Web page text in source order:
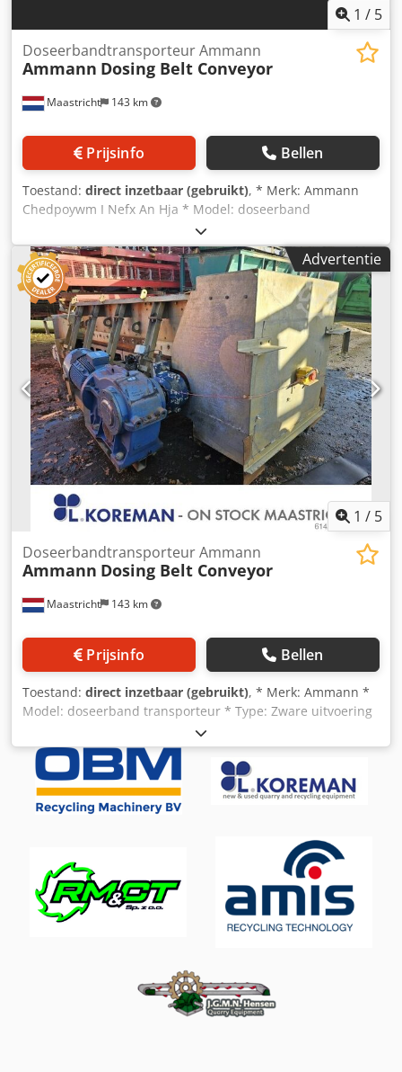
1 / 5
Maastricht 143 km
Doseerbandtransporteur Ammann
Ammann Dosing Belt Conveyor
Prijsinfo Bellen
Toestand: direct inzetbaar (gebruikt), * Merk: Ammann
Chedpoywm I Nefx An Hja * Model: doseerband
transportband * Lengte A-A: 1700 mm * Bandbreedte: 650
mm * Aandrijving: 1,5 kW tandwielkast * Op voorraad: 6
stuks.
Advertentie
1 / 5
Maastricht 143 km
Doseerbandtransporteur Ammann
Ammann Dosing Belt Conveyor
Prijsinfo Bellen
Toestand: direct inzetbaar (gebruikt), * Merk: Ammann *
Model: doseerband transporteur * Type: Zware uitvoering
* A-A lengte: 3100 mm * Bandbreedte: 1200 mm Csdoywm
Ehspfx An Heha * Aandrijving: 15 kW tandwielkast * Op
voorraad: 2 stuks.